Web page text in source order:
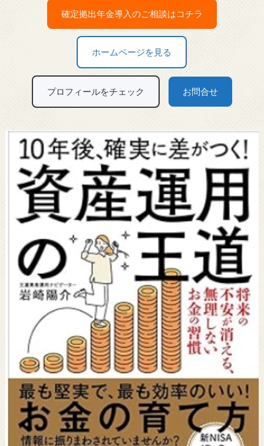
確定拠出年金導入のご相談はコチラ
ホームページを見る
プロフィールをチェック お問合せ